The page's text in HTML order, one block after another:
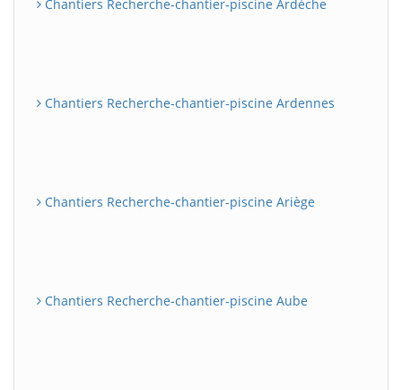
Chantiers Recherche-chantier-piscine Ardèche
Chantiers Recherche-chantier-piscine Ardennes
Chantiers Recherche-chantier-piscine Ariège
Chantiers Recherche-chantier-piscine Aube